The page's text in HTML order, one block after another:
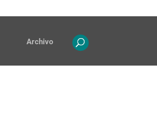
Archivo